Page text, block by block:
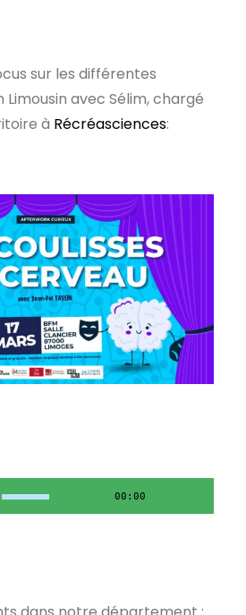
sur les différentes
avec Sélim, chargé
à Récréasciences:
00:00